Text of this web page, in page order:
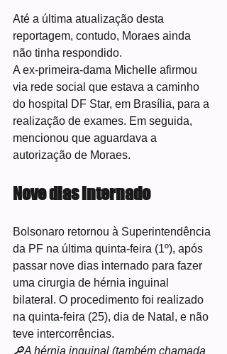
Até a última atualização desta
reportagem, contudo, Moraes ainda
não tinha respondido.
A ex-primeira-dama Michelle afirmou
via rede social que estava a caminho
do hospital DF Star, em Brasília, para a
realização de exames. Em seguida,
mencionou que aguardava a
autorização de Moraes.
Nove dias internado
Bolsonaro retornou à Superintendência
da PF na última quinta-feira (1º), após
passar nove dias internado para fazer
uma cirurgia de hérnia inguinal
bilateral. O procedimento foi realizado
na quinta-feira (25), dia de Natal, e não
teve intercorrências.
🔎A hérnia inguinal (também chamada